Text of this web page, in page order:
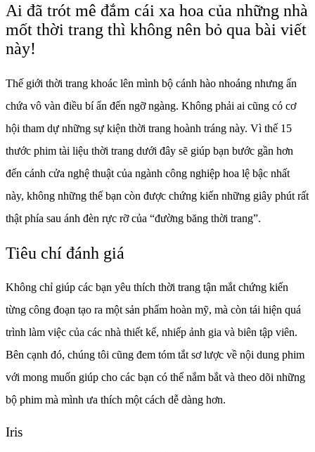
Ai đã trót mê đắm cái xa hoa của những nhà
mốt thời trang thì không nên bỏ qua bài viết
này!
Thế giới thời trang khoác lên mình bộ cánh hào nhoáng nhưng ẩn
chứa vô vàn điều bí ẩn đến ngỡ ngàng. Không phải ai cũng có cơ
hội tham dự những sự kiện thời trang hoành tráng này. Vì thế 15
thước phim tài liệu thời trang dưới đây sẽ giúp bạn bước gần hơn
đến cánh cửa nghệ thuật của ngành công nghiệp hoa lệ bậc nhất
này, không những thế bạn còn được chứng kiến những giây phút rất
thật phía sau ánh đèn rực rỡ của “đường băng thời trang”.
Tiêu chí đánh giá
Không chỉ giúp các bạn yêu thích thời trang tận mắt chứng kiến
từng công đoạn tạo ra một sản phẩm hoàn mỹ, mà còn tái hiện quá
trình làm việc của các nhà thiết kế, nhiếp ảnh gia và biên tập viên.
Bên cạnh đó, chúng tôi cũng đem tóm tắt sơ lược về nội dung phim
với mong muốn giúp cho các bạn có thể nắm bắt và theo dõi những
bộ phim mà mình ưa thích một cách dễ dàng hơn.
Iris